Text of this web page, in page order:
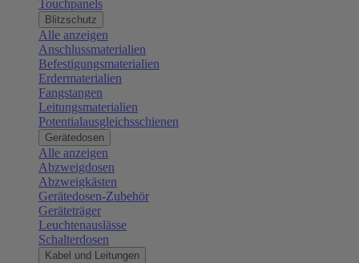
Touchpanels
Blitzschutz
Alle anzeigen
Anschlussmaterialien
Befestigungsmaterialien
Erdermaterialien
Fangstangen
Leitungsmaterialien
Potentialausgleichsschienen
Gerätedosen
Alle anzeigen
Abzweigdosen
Abzweigkästen
Gerätedosen-Zubehör
Geräteträger
Leuchtenauslässe
Schalterdosen
Kabel und Leitungen